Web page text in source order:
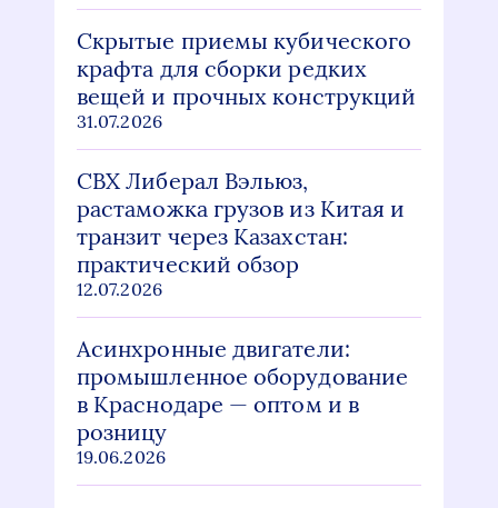
Скрытые приемы кубического
крафта для сборки редких
вещей и прочных конструкций
31.07.2026
СВХ Либерал Вэльюз,
растаможка грузов из Китая и
транзит через Казахстан:
практический обзор
12.07.2026
Асинхронные двигатели:
промышленное оборудование
в Краснодаре — оптом и в
розницу
19.06.2026